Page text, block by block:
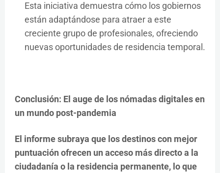
Esta iniciativa demuestra cómo los gobiernos
están adaptándose para atraer a este
creciente grupo de profesionales, ofreciendo
nuevas oportunidades de residencia temporal.
Conclusión: El auge de los nómadas digitales en
un mundo post-pandemia
El informe subraya que los destinos con mejor
puntuación ofrecen un acceso más directo a la
ciudadanía o la residencia permanente, lo que